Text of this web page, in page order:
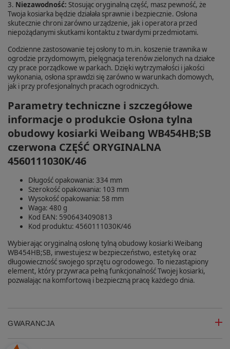
3. Niezawodność: Stosując oryginalną część, masz pewność, że
Twoja kosiarka będzie działała sprawnie i bezpiecznie. Osłona
skutecznie chroni zarówno urządzenie, jak i operatora przed
niepożądanymi skutkami kontaktu z twardymi przedmiotami.
Codzienne zastosowanie tej osłony to m.in. koszenie trawnika w
ogrodzie przydomowym, pielęgnacja terenów zielonych na działce
czy prace porządkowe w parkach. Dzięki wytrzymałości i jakości
wykonania, osłona sprawdzi się zarówno w warunkach domowych,
jak i przy profesjonalnych pracach ogrodniczych.
Parametry techniczne i szczegółowe
informacje o produkcie Osłona tylna
obudowy kosiarki Weibang WB454HB;SB
czerwona CZĘŚĆ ORYGINALNA
4560111030K/46
Długość opakowania: 334 mm
Szerokość opakowania: 103 mm
Wysokość opakowania: 58 mm
Waga: 480 g
Kod EAN: 5906434090813
Kod produktu: 4560111030K/46
Wybierając oryginalną osłonę tylną obudowy kosiarki Weibang
WB454HB;SB, inwestujesz w bezpieczeństwo, estetykę oraz
długowieczność swojego sprzętu ogrodowego. To niezastąpiony
element, który przywraca pełną funkcjonalność Twojej kosiarki,
pozwalając na komfortową i bezpieczną pracę każdego dnia.
GWARANCJA